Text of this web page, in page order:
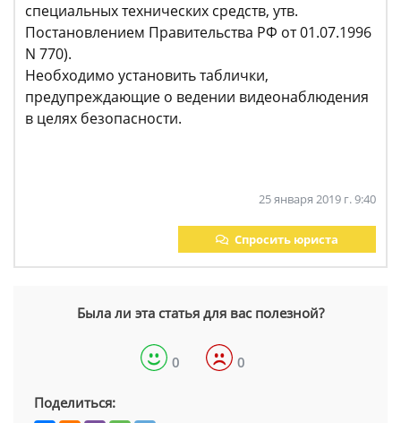
специальных технических средств, утв.
Постановлением Правительства РФ от 01.07.1996
N 770).
Необходимо установить таблички,
предупреждающие о ведении видеонаблюдения
в целях безопасности.
25 января 2019 г. 9:40
Спросить юриста
Была ли эта статья для вас полезной?
0 0
Поделиться: